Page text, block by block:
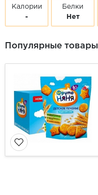
Калории
-
Белки
Нет
Популярные товары